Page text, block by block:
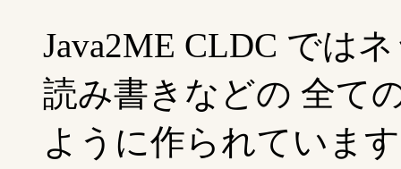
Java2ME CLDC では
読み書きなどの 全て
ように作られていま